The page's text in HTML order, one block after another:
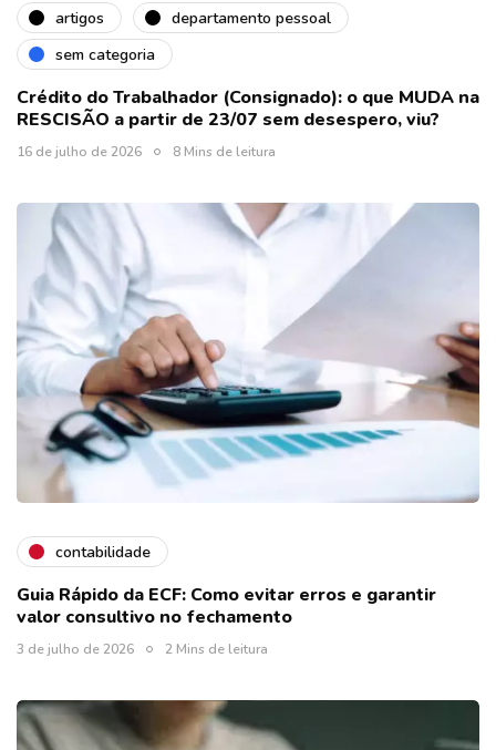
artigos
departamento pessoal
sem categoria
Crédito do Trabalhador (Consignado): o que MUDA na
RESCISÃO a partir de 23/07 sem desespero, viu?
16 de julho de 2026 8 Mins de leitura
contabilidade
Guia Rápido da ECF: Como evitar erros e garantir
valor consultivo no fechamento
3 de julho de 2026 2 Mins de leitura